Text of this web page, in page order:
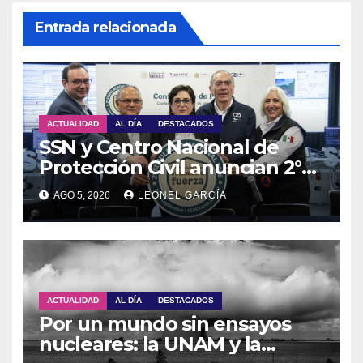
Entrada relacionada
ACTUALIDAD AL DÍA DESTACADOS
SSN y Centro Nacional de
Protección Civil anuncian 2°
Simulacro Nacional 2026
AGO 5, 2026 LEONEL GARCÍA
ACTUALIDAD AL DÍA DESTACADOS
Por un mundo sin ensayos
nucleares: la UNAM y la